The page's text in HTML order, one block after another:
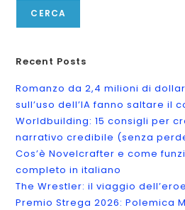
CERCA
Recent Posts
Romanzo da 2,4 milioni di
sull’uso dell’IA fanno saltare il
Worldbuilding: 15 consigli per
narrativo credibile (senza
Cos’è Novelcrafter e come
completo in italiano
The Wrestler: il viaggio
Premio Strega 2026: Polemica